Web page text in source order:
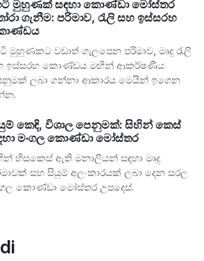
මුහුණක් සඳහා කොණ්ඩා මෝස්තර
ගැනීම: පරිමාව, රැලි සහ ඉස්සරහ
මුහුණකට වඩාත් ගැලපෙන පරිමාව, මෘදු රැලි
ඉස්සරහ කොණ්ඩය මඟින් ආකර්ෂණීය
ලබා ගන්නා ආකාරය මෙයින් ඉගෙන
කෙඳි, විශාල පෙනුමක්: සිහින් කෙස්
මංගල කොණ්ඩා මෝස්තර
හිසකෙස් ඇති මනාලියන් සඳහා මෘදු
සහ සියුම් අලංකාරයක් ලබා දෙන සරල
කොණ්ඩා මෝස්තර උපදෙස්.